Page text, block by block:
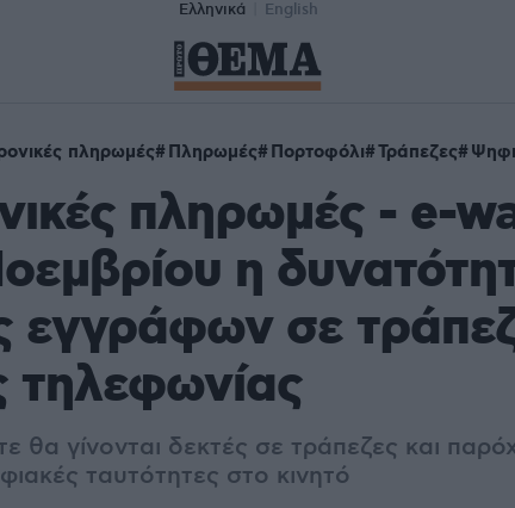
Ελληνικά English
πληρωμές Πληρωμές Πορτοφόλι Τράπεζες
πληρωμές - e-
η
εγγράφων σε
τηλεφωνίας
θα γίνονται δεκτές σε τράπεζες και
ταυτότητες στο κινητό